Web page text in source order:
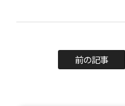
前の記事